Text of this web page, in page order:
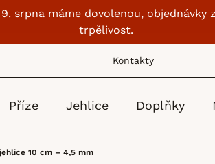
srpna máme dovolenou, objednávky
trpělivost.
Kontakty
Příze Jehlice Doplňky
10 cm – 4,5 mm